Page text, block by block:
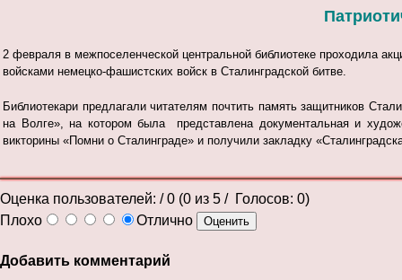
Патриоти
2 февраля в межпоселенческой центральной библиотеке проходила
войсками немецко-фашистских войск в Сталинградской битве.
Библиотекари предлагали читателям почтить память защитников
на Волге», на котором была представлена документальная и
викторины «Помни о Сталинграде» и получили закладку
Оценка пользователей: / 0 (0 из 5 / Голосов: 0)
Плохо
Отлично
Добавить комментарий